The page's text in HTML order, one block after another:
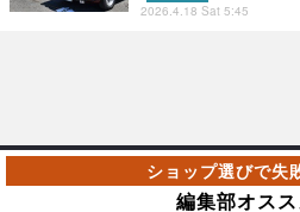
2026.4.18 Sat 5:45
編集部オス